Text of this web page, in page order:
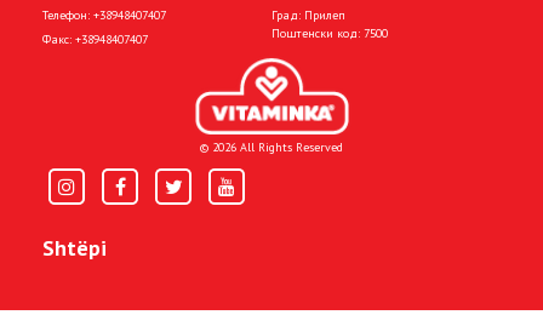
Телефон: +38948407407
Факс: +38948407407
Град: Прилеп
Поштенски код: 7500
© 2026 All Rights Reserved
Shtëpi